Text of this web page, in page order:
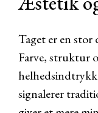
Taget er en stor
Farve, struktur
signalerer